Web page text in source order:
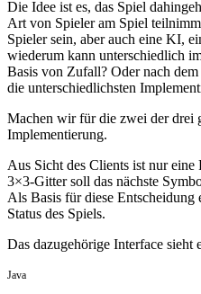
Die Idee ist es, das Spiel
Art von Spieler am Spiel
Spieler sein, aber auch eine KI,
wiederum kann unterschiedlich
Basis von Zufall? Oder nach dem
die unterschiedlichsten
Machen wir für die zwei der drei
Implementierung.
Aus Sicht des Clients ist nur eine
3×3-Gitter soll das nächste
Als Basis für diese Entscheidung
Status des Spiels.
Das dazugehörige Interface sieht
Java